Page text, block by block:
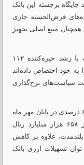
مهر ماه ۱۴۰۴ نیز مؤید جایگاه برجسته این بانک
قرض‌الحسنه جاری
و سهم ۲۱ درصدی، همچنان منبع اصلی تجهیز
در عین حال، سپرده‌های بلندمدت سه‌ساله با رشد خیره‌کننده ۱۱۲
را به خود اختصاص داده‌اند
سیاست‌های نرخ‌گذاری
افزون بر این، سپرده‌های ارزی نیز با رشد ۶۳ درصدی در پایان مهر ماه
۱۴۰۴ از ۴۰۳هزار میلیارد ریال به بیش از ۶۵۸ هزار میلیارد ریال
علاوه بر کاهش
تسهیلات ارزی بانک